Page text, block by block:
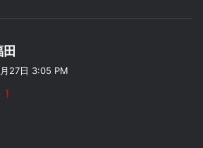
27日 3:05 PM